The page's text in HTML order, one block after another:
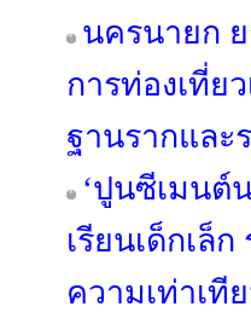
นครนายก
การท่องเที่ย
ฐานรากแล
‘ปูนซีเมนต์
เรียนเด็กเล็
ความเท่าเที